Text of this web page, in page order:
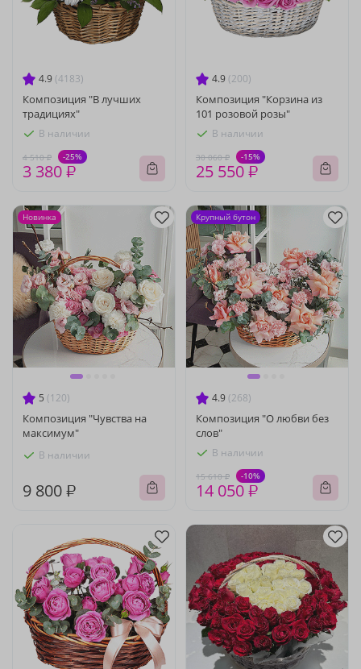
4.9 (4183)
Композиция "В лучших
традициях"
В наличии
4 510 ₽ -25%
3 380 ₽
4.9 (200)
Композиция "Корзина из
101 розовой розы"
В наличии
30 060 ₽ -15%
25 550 ₽
5 (120)
Композиция "Чувства на
максимум"
В наличии
9 800 ₽
Новинка
4.9 (268)
Композиция "О любви без
слов"
В наличии
15 610 ₽ -10%
14 050 ₽
Крупный бутон